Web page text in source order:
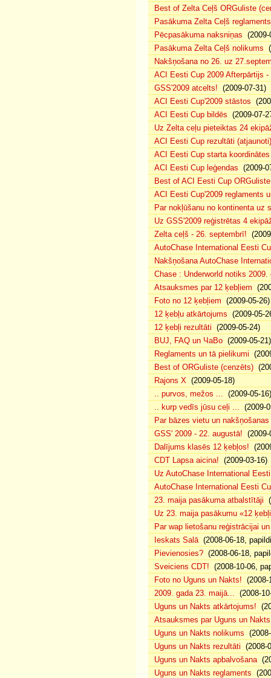
Best of Zelta Ceļš ORGuliste
Pasākuma Zelta Ceļš reglaments
Pēcpasākuma naksniņas (2009-
Pasākuma Zelta Ceļš nolikums
Nakšņošana no 26. uz
ACI Eesti Cup 2009 Afterpārtijs -
GSS'2009 atcelts! (2009-07-31)
ACI Eesti Cup'2009 stāstos
ACI Eesti Cup bildēs (2009-07-
Uz Zelta ceļu pieteiktas 24
ACI Eesti Cup rezultāti (atjaunoti)
ACI Eesti Cup starta koordinātes
ACI Eesti Cup leģendas (2009-
Best of ACI Eesti Cup
ACI Eesti Cup'2009 reglaments
Par nokļūšanu no kontinenta uz
Uz GSS'2009 reģistrētas 4
Zelta ceļš - 26. septembrī!
AutoChase International Eesti
Nakšņošana AutoChase
Chase : Underworld notiks 2009.
Atsauksmes par 12 ķebļiem
Foto no 12 ķebļiem (2009-05-26)
12 ķebļu atkārtojums (2009-05-
12 ķebļi rezultāti (2009-05-24)
BUJ, FAQ un ЧаВо (2009-05-21)
Reglaments un tā pielikumi
Best of ORGuliste (cenzēts)
Rajons X (2009-05-18)
.. purvos, mežos ... (2009-05-16)
.. kurp vedīs jūsu ceļi ... (2009-
Par bāzes vietu un
GSS' 2009 - 22. augustā! (2009-
Dalījums klasēs 12 ķebļos!
CDT Lapsa aicina! (2009-03-16)
Uz AutoChase International
AutoChase International Eesti
23. maija pasākuma atbalstītāji
Uz 23. maija pasākumu «12
Par wap lietošanu reģistrācijai
Ieskats Salā(2008-06-18,
Pievienosies? (2008-06-18,
Sveiciens CDT! (2008-10-06,
Foto no Uguns un Nakts! (2008-
2009. gada 23. maijā... (2008-
Uguns un Nakts atkārtojums!
Atsauksmes par Uguns un Nakts
Uguns un Nakts nolikums
Uguns un Nakts rezultāti (2008-
Uguns un Nakts apbalvošana
Uguns un Nakts reglaments